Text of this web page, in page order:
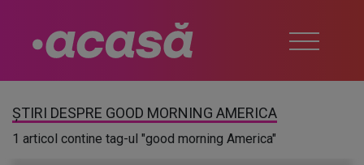
ȘTIRI DESPRE GOOD MORNING AMERICA
1 articol contine tag-ul "good morning America"